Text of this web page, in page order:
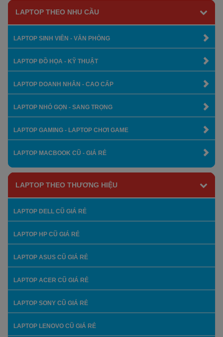
LAPTOP THEO NHU CẦU
LAPTOP SINH VIÊN - VĂN PHÒNG
LAPTOP ĐỒ HỌA - KỸ THUẬT
LAPTOP DOANH NHÂN - CAO CẤP
LAPTOP NHỎ GỌN - SANG TRỌNG
LAPTOP GAMING - LAPTOP CHƠI GAME
LAPTOP MACBOOK CŨ - GIÁ RẺ
LAPTOP THEO THƯƠNG HIỆU
LAPTOP DELL CŨ GIÁ RẺ
LAPTOP HP CŨ GIÁ RẺ
LAPTOP ASUS CŨ GIÁ RẺ
LAPTOP ACER CŨ GIÁ RẺ
LAPTOP SONY CŨ GIÁ RẺ
LAPTOP LENOVO CŨ GIÁ RẺ